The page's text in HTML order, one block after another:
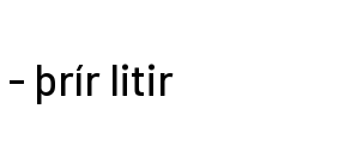
- þrír litir